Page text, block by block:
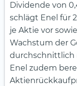
Dividende von
schlägt Enel für
je Aktie vor
Wachstum der
durchschnittlich
Enel zudem